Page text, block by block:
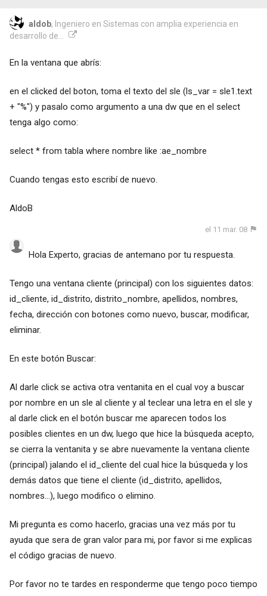
aldob, Ingeniero en Sistemas con amplia experiencia en
desarrollo de...
En la ventana que abrís:
en el clicked del boton, toma el texto del sle (ls_var = sle1.text
+ "%") y pasalo como argumento a una dw que en el select
tenga algo como:
select * from tabla where nombre like :ae_nombre
Cuando tengas esto escribí de nuevo.
AldoB
el 11 mar. 08
Hola Experto, gracias de antemano por tu respuesta.
Tengo una ventana cliente (principal) con los siguientes datos:
id_cliente, id_distrito, distrito_nombre, apellidos, nombres,
fecha, dirección con botones como nuevo, buscar, modificar,
eliminar.
En este botón Buscar:
Al darle click se activa otra ventanita en el cual voy a buscar
por nombre en un sle al cliente y al teclear una letra en el sle y
al darle click en el botón buscar me aparecen todos los
posibles clientes en un dw, luego que hice la búsqueda acepto,
se cierra la ventanita y se abre nuevamente la ventana cliente
(principal) jalando el id_cliente del cual hice la búsqueda y los
demás datos que tiene el cliente (id_distrito, apellidos,
nombres...), luego modifico o elimino.
Mi pregunta es como hacerlo, gracias una vez más por tu
ayuda que sera de gran valor para mi, por favor si me explicas
el código gracias de nuevo.
Por favor no te tardes en responderme que tengo poco tiempo